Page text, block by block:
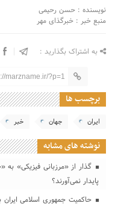
نویسنده : حسن رحیمی
منبع خبر : خبرگذای مهر
به اشتراک بگذارید :
marzname.ir/?p=1
برچسب ها
ایران جهان خبر
نوشته های مشابه
گذار از «مرزبانی فیزیکی» به
پایدار نمی‌آورند؟
حاکمیت جمهوری اسلامی